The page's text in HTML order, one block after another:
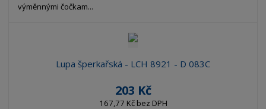
výměnnými čočkam...
Lupa šperkařská - LCH 8921 - D 083C
203 Kč
167,77 Kč bez DPH